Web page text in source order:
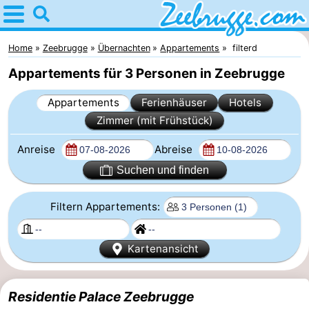
Home
Zeebrugge
Tipps
Für
Übernachten
Appartements
-
Holiday
Suites
Zeebrugge
Seaside
Blankenberge
Ferienhäuser
-
Home Zeebrugge Übernachten Appartements filterd
Appartements für 3 Personen in Zeebrugge
Appartements Ferienhäuser
Hotels
Zimmer (mit Frühstück)
Anreise Abreise
Suchen und finden
Filtern Appartements:
Kartenansicht
Residentie Palace Zeebrugge